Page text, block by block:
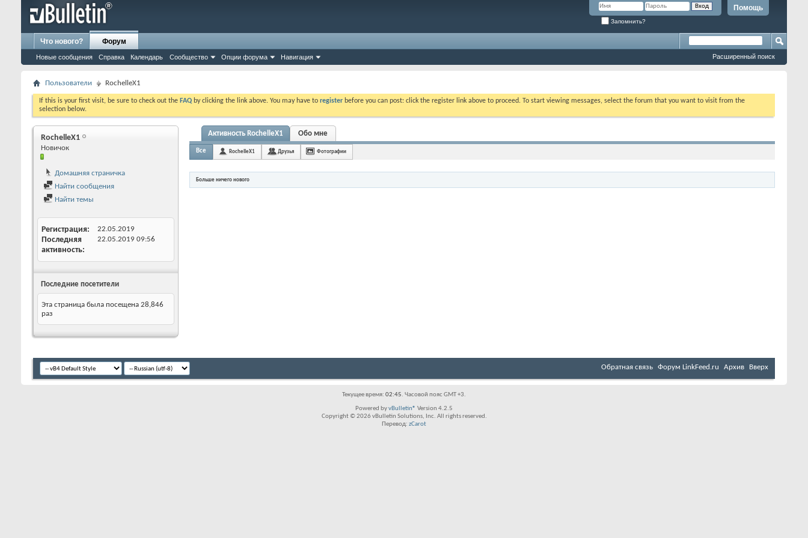
Помощь
Запомнить?
Что нового? Форум
Новые сообщения Справка Календарь Сообщество Опции форума Навигация Расширенный поиск
Пользователи RochelleX1
If this is your first visit, be sure to check out the FAQ by clicking the link above. You may have to register before you can post: click the register link above to proceed. To start viewing messages, select the forum that you want to visit from the
selection below.
RochelleX1
Новичок
Домашняя страничка
Найти сообщения
Найти темы
Регистрация 22.05.2019
Последняя
активность
22.05.2019 09:56
Последние посетители
Эта страница была посещена 28,846
раз
Активность RochelleX1 Обо мне
Все RochelleX1 Друзья Фотографии
Больше ничего нового
Обратная связь Форум LinkFeed.ru Архив Вверх
Текущее время: 02:45. Часовой пояс GMT +3.
Powered byvBulletin® Version 4.2.5
Copyright © 2026 vBulletin Solutions, Inc. All rights reserved.
Перевод: zCarot